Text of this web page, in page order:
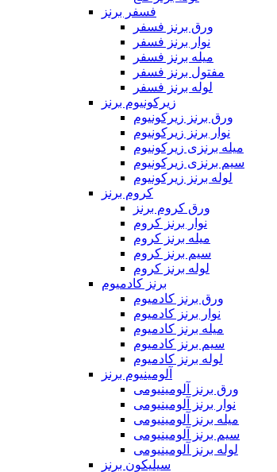
فسفر برنز
ورق برنز فسفر
نوار برنز فسفر
میله برنز فسفر
مفتول برنز فسفر
لوله برنز فسفر
زیرکونیوم برنز
ورق برنز زیرکونیوم
نوار برنز زیرکونیوم
میله برنزی زیرکونیوم
سیم برنزی زیرکونیوم
لوله برنز زیرکونیوم
کروم برنز
ورق کروم برنز
نوار برنز کروم
میله برنز کروم
سیم برنز کروم
لوله برنز کروم
برنز کادمیوم
ورق برنز کادمیوم
نوار برنز کادمیوم
میله برنز کادمیوم
سیم برنز کادمیوم
لوله برنز کادمیوم
آلومینیوم برنز
ورق برنز آلومینیومی
نوار برنز آلومینیومی
میله برنز آلومینیومی
سیم برنز آلومینیومی
لوله برنز آلومینیومی
سیلیکون برنز